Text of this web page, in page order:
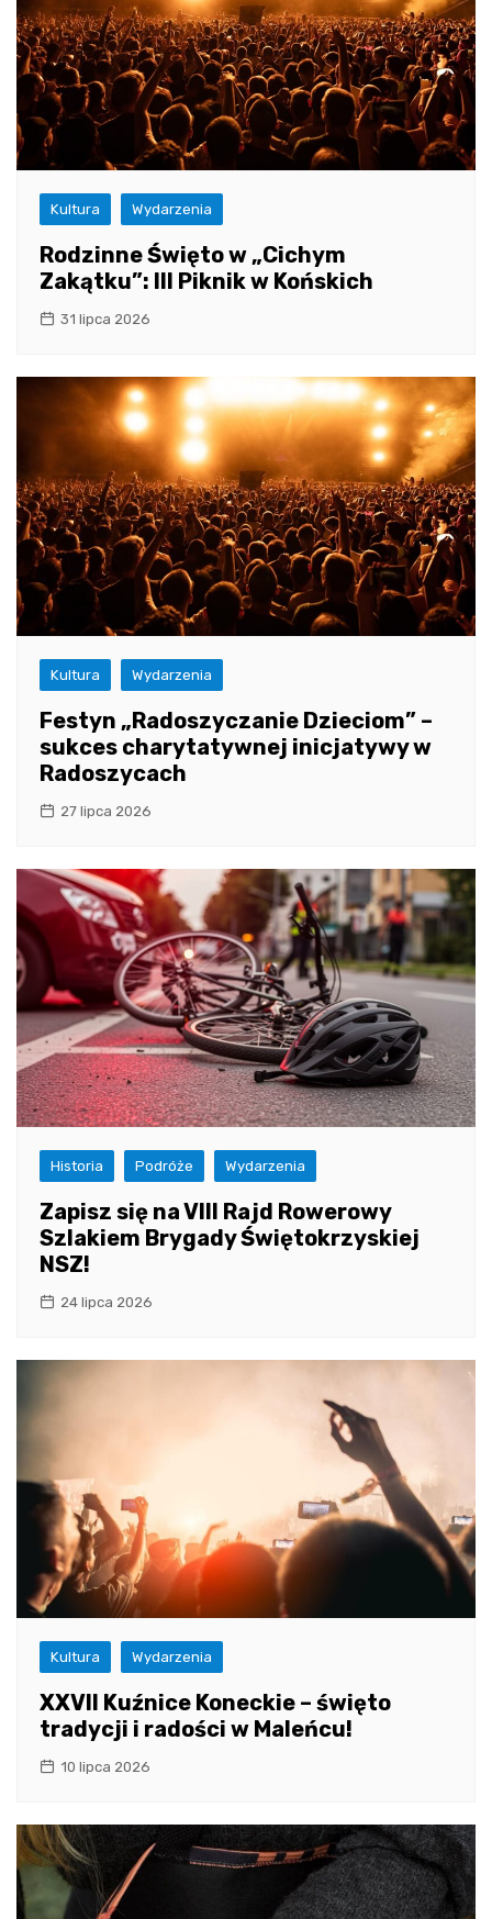
Kultura Wydarzenia
Rodzinne Święto w „Cichym
Zakątku”: III Piknik w Końskich
31 lipca 2026
Kultura Wydarzenia
Festyn „Radoszyczanie Dzieciom” –
sukces charytatywnej inicjatywy w
Radoszycach
27 lipca 2026
Historia Podróże Wydarzenia
Zapisz się na VIII Rajd Rowerowy
Szlakiem Brygady Świętokrzyskiej
NSZ!
24 lipca 2026
Kultura Wydarzenia
XXVII Kuźnice Koneckie – święto
tradycji i radości w Maleńcu!
10 lipca 2026